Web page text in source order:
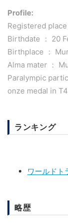
Profile:
Registered
Birthdate ： 20
Birthplace ：
Alma mater ：
Paralympic
onze medal in
ランキング
ワールドト
略歴